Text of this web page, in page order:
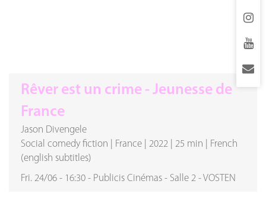
Rêver est un crime - Jeunesse de
France
Jason Divengele
Social comedy fiction
France 2022 25 min
French
(english subtitles)
Fri. 24/06 - 16:30 - Publicis Cinémas - Salle 2 -VOSTEN